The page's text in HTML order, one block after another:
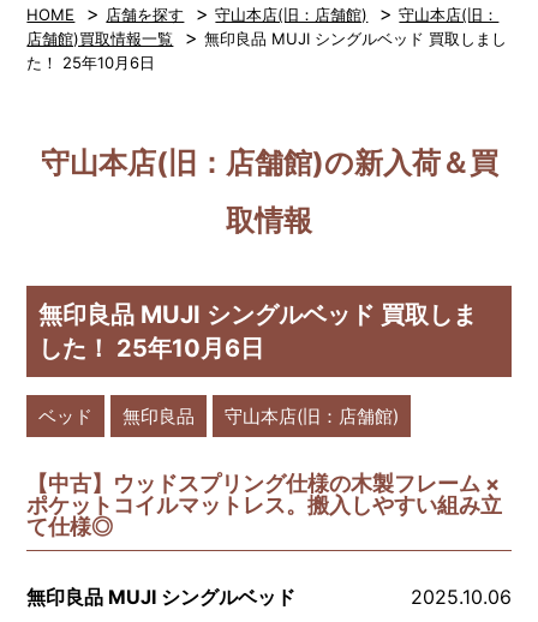
HOME > 店舗を探す >守山本店(旧：店舗館) >守山本店(旧：
店舗館)買取情報一覧
>無印良品 MUJI シングルベッド 買取しまし
た！ 25年10月6日
守山本店(旧：店舗館)の新入荷＆買
取情報
無印良品 MUJI シングルベッド 買取しま
した！ 25年10月6日
ベッド 無印良品 守山本店(旧：店舗館)
【中古】ウッドスプリング仕様の木製フレーム ×
ポケットコイルマットレス。搬入しやすい組み立
て仕様◎
2025.10.06
無印良品 MUJI シングルベッド